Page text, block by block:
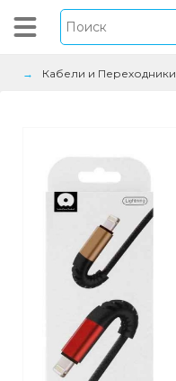
Кабели и Переходники